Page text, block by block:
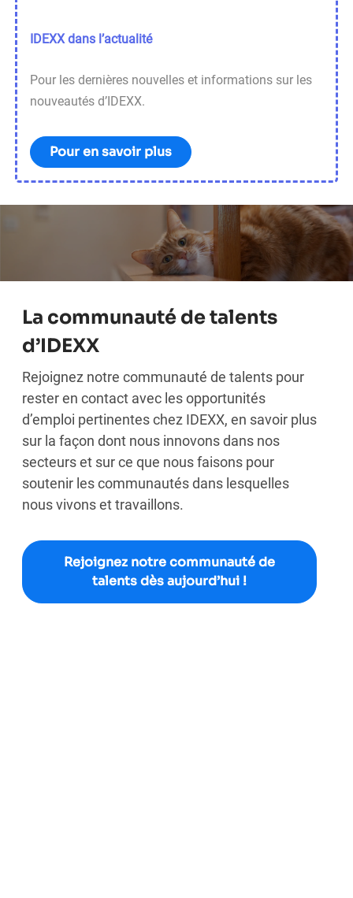
IDEXX dans l’actualité
Pour les dernières nouvelles et informations sur les
nouveautés d’IDEXX.
Pour en savoir plus
La communauté de talents
d’IDEXX
Rejoignez notre communauté de talents pour
rester en contact avec les opportunités
d’emploi pertinentes chez IDEXX, en savoir plus
sur la façon dont nous innovons dans nos
secteurs et sur ce que nous faisons pour
soutenir les communautés dans lesquelles
nous vivons et travaillons.
Rejoignez notre communauté de
talents dès aujourd’hui !